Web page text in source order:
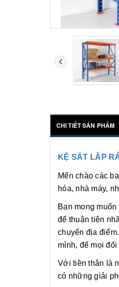
CHI TIẾT SẢN PHẨM
KỆ SẮT LẮP
Mến chào các
hóa, nhà máy,
Bạn mong
để thuận tiện
chuyển địa
mình, để mọi
Với tiền thân là
có những giải